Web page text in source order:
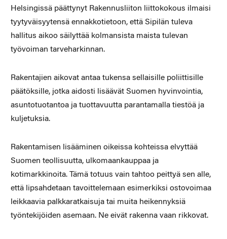
Helsingissä päättynyt Rakennusliiton liittokokous ilmaisi
tyytyväisyytensä ennakkotietoon, että Sipilän tuleva
hallitus aikoo säilyttää kolmansista maista tulevan
työvoiman tarveharkinnan.
Rakentajien aikovat antaa tukensa sellaisille poliittisille
päätöksille, jotka aidosti lisäävät Suomen hyvinvointia,
asuntotuotantoa ja tuottavuutta parantamalla tiestöä ja
kuljetuksia.
Rakentamisen lisääminen oikeissa kohteissa elvyttää
Suomen teollisuutta, ulkomaankauppaa ja
kotimarkkinoita. Tämä totuus vain tahtoo peittyä sen alle,
että lipsahdetaan tavoittelemaan esimerkiksi ostovoimaa
leikkaavia palkkaratkaisuja tai muita heikennyksiä
työntekijöiden asemaan. Ne eivät rakenna vaan rikkovat.